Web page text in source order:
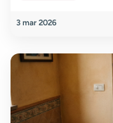
3 mar 2026